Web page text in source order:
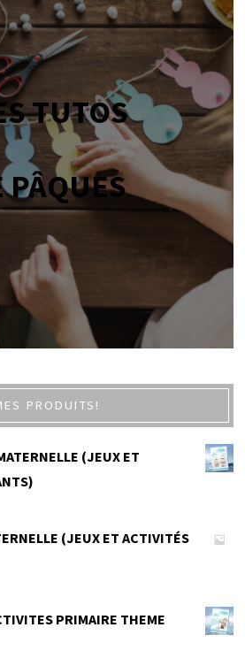
TUTOS
PÂQUES
PRODUITS!
(JEUX ET
(JEUX ET ACTIVITÉS
PRIMAIRE THEME